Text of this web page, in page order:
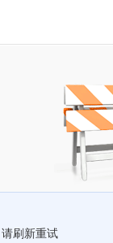
刷新重试